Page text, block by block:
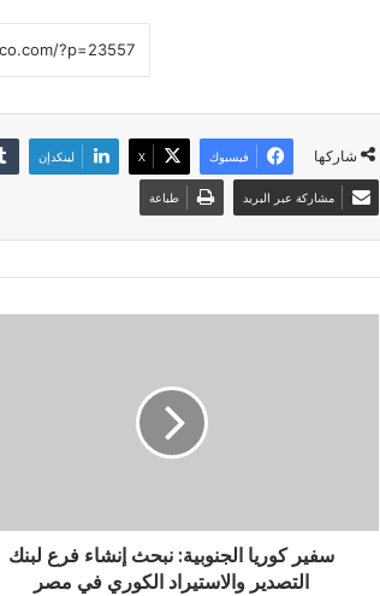
شاركها فيسبوك X لينكدإن
مشاركة عبر البريد طباعة
سفير كوريا الجنوبية: نبحث إنشاء فرع لبنك
التصدير والاستيراد الكوري في مصر